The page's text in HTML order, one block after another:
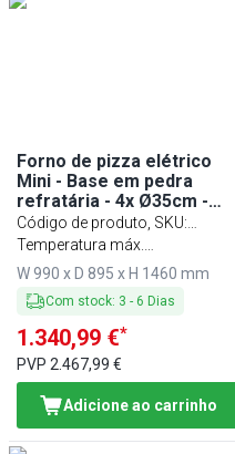
Forno de pizza elétrico
Mini - Base em pedra
refratária - 4x Ø35cm -
Digital - até 400°C - incl.
base
Código de produto, SKU:
PEP44TC-NB#UEP44-N
Temperatura máx.
Temperatura: 400 °C
W 990 x D 895 x H 1460 mm
Com stock: 3 - 6 Dias
1.340,99 €*
PVP 2.467,99 €
Adicione ao carrinho